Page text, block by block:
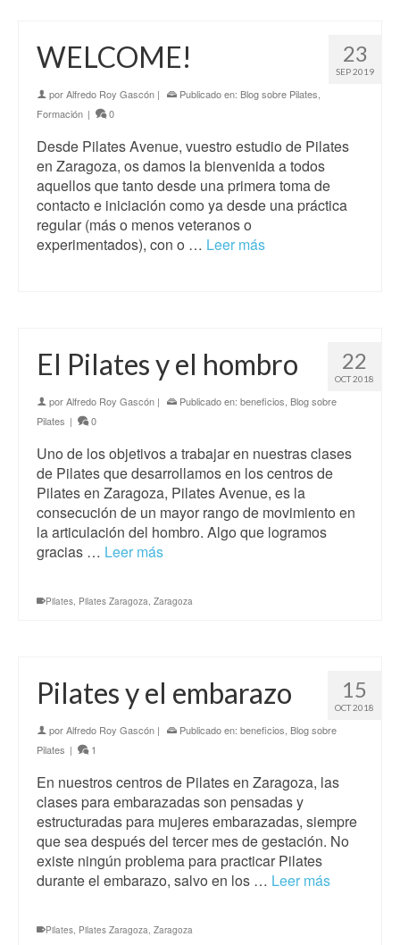
23
SEP 2019
WELCOME!
porAlfredo Roy Gascón | Publicado en: Blog sobre Pilates
Formación | 0
Desde Pilates Avenue, vuestro estudio de Pilates
en Zaragoza, os damos la bienvenida a todos
aquellos que tanto desde una primera toma de
contacto e iniciación como ya desde una práctica
regular (más o menos veteranos o
experimentados), con o … Leer más
22
OCT 2018
El Pilates y el hombro
porAlfredo Roy Gascón | Publicado en: beneficios Blog sobre
Pilates | 0
Uno de los objetivos a trabajar en nuestras clases
de Pilates que desarrollamos en los centros de
Pilates en Zaragoza, Pilates Avenue, es la
consecución de un mayor rango de movimiento en
la articulación del hombro. Algo que logramos
gracias … Leer más
Pilates Pilates Zaragoza Zaragoza
15
OCT 2018
Pilates y el embarazo
porAlfredo Roy Gascón | Publicado en: beneficios Blog sobre
Pilates | 1
En nuestros centros de Pilates en Zaragoza, las
clases para embarazadas son pensadas y
estructuradas para mujeres embarazadas, siempre
que sea después del tercer mes de gestación. No
existe ningún problema para practicar Pilates
durante el embarazo, salvo en los … Leer más
Pilates Pilates Zaragoza Zaragoza